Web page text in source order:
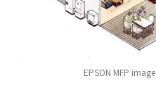
EPSON MFP image